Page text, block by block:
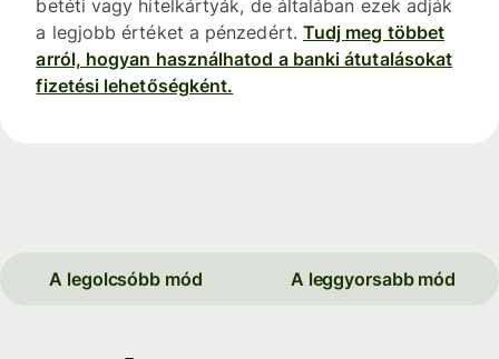
betéti vagy hitelkártyák, de általában ezek adják
a legjobb értéket a pénzedért. Tudj meg többet
arról, hogyan használhatod a banki átutalásokat
fizetési lehetőségként.
A legolcsóbb mód A leggyorsabb mód